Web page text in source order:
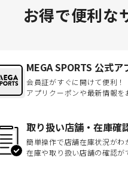
お得で便利な
MEGA SPORTS 公式ア
会員証がすぐに開けて便利！
アプリクーポンや最新情報を
取り扱い店舗・在庫確
簡単操作で店舗在庫状況がわ
在庫や取り扱い店舗の確認が